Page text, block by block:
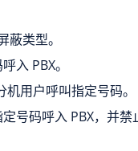
蔽类型。
入 PBX。
机用户呼叫指定号码。
定号码呼入 PBX，并禁